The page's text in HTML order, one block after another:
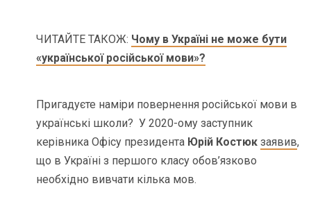
ЧИТАЙТЕ ТАКОЖ: Чому в Україні не може бути
«української російської мови»?
Пригадуєте наміри повернення російської мови в
українські школи? У 2020-ому заступник
керівника Офісу президента Юрій Костюк заявив,
що в Україні з першого класу обов’язково
необхідно вивчати кілька мов.